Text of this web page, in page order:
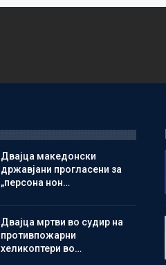
Двајца македонски
државјани прогласени за
„персона нон…
Двајца мртви во судир на
противпожарни
хеликоптери во…